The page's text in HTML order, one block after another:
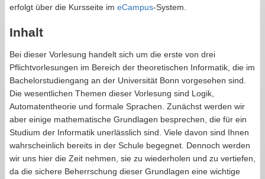
erfolgt über die Kursseite im eCampus-System.
Inhalt
Bei dieser Vorlesung handelt sich um die erste von drei
Pflichtvorlesungen im Bereich der theoretischen Informatik, die im
Bachelorstudiengang an der Universität Bonn vorgesehen sind.
Die wesentlichen Themen dieser Vorlesung sind Logik,
Automatentheorie und formale Sprachen. Zunächst werden wir
aber einige mathematische Grundlagen besprechen, die für ein
Studium der Informatik unerlässlich sind. Viele davon sind Ihnen
wahrscheinlich bereits in der Schule begegnet. Dennoch werden
wir uns hier die Zeit nehmen, sie zu wiederholen und zu vertiefen,
da die sichere Beherrschung dieser Grundlagen eine wichtige